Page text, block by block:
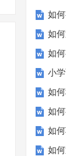
如
如
如
小
如
如
如
如